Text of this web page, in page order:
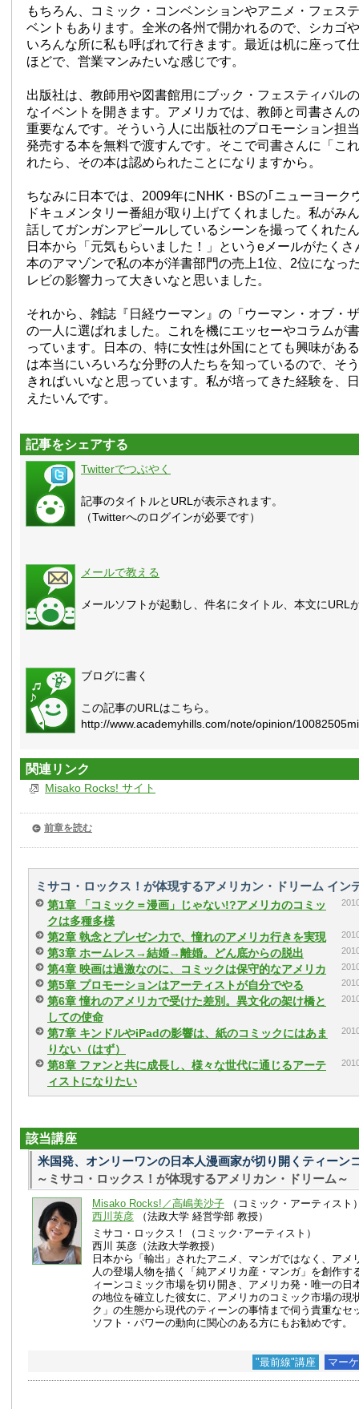
もちろん、コミック・コンベンションやアニメ・フェス
ベントもあります。全米の各州で開かれるので、シカゴ
いろんな所に私も呼ばれて行きます。最近は机に座って
ほどで、営業マンみたいな感じです。
出版社は、教師用や図書館用にブック・フェスティバル
なイベントを開きます。アメリカでは、教師と司書さん
重要なんです。そういう人に出版社のプロモーション担
発売する本を無料で渡すんです。そこで司書さんに「こ
れたら、その本は認められたことになりますから。
ちなみに日本では、2009年にNHK・BSの｢ニューヨーク
ドキュメンタリー番組が取り上げてくれました。私がみ
話してガンガンアピールしているシーンを撮ってくれた
日本から「元気もらいました！」というeメールがたく
本のアマゾンで私の本が洋書部門の売上1位、2位になっ
レビの影響力って大きいなと思いました。
それから、雑誌『日経ウーマン』の「ウーマン・オブ・
の一人に選ばれました。これを機にエッセーやコラムが
っています。日本の、特に女性は外国にとても興味があ
は本当にいろいろな分野の人たちを知っているので、そ
きればいいなと思っています。私が培ってきた経験を、
えたいんです。
記事をシェアする
Twitterでつぶやく
記事のタイトルとURLが表示されます。
（Twitterへのログインが必要です）
メールで教える
メールソフトが起動し、件名にタイトル、本文にURL
ブログに書く
この記事のURLはこちら。
http://www.academyhills.com/note/opinion/
関連リンク
Misako Rocks! サイト
前章を読む
ミサコ・ロックス！が体現するアメリカン・ドリーム イン
第1章 「コミック＝漫画」じゃない!?アメリカのコミッ
クは多種多様
第2章 執念とプレゼン力で、憧れのアメリカ行きを実現
第3章 ホームレス→結婚→離婚。どん底からの脱出
第4章 映画は過激なのに、コミックは保守的なアメリカ
第5章 プロモーションはアーティストが自分でやる
第6章 憧れのアメリカで受けた差別。異文化の架け橋と
しての使命
第7章 キンドルやiPadの影響は、紙のコミックにはあま
りない（はず）
第8章 ファンと共に成長し、様々な世代に通じるアーテ
ィストになりたい
該当講座
米国発、オンリーワンの日本人漫画家が切り開くティーン
～ミサコ・ロックス！が体現するアメリカン・ドリーム～
Misako Rocks!／高嶋美沙子 （コミック・アーティスト
西川英彦 （法政大学 経営学部 教授）
ミサコ・ロックス！（コミック･アーティスト）
西川 英彦（法政大学教授）
日本から「輸出」されたアニメ、マンガではなく、アメ
人の登場人物を描く「純アメリカ産・マンガ」を創作す
ィーンコミック市場を切り開き、アメリカ発・唯一の日
の地位を確立した彼女に、アメリカのコミック市場の現
ク」の生態から現代のティーンの事情まで伺う貴重なセ
ソフト・パワーの動向に関心のある方にもお勧めです。
"最前線"講座 マー